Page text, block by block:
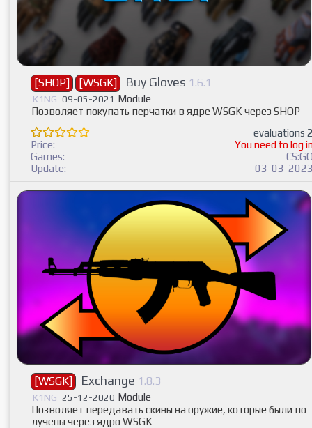
[SHOP] [WSGK] Buy Gloves 1.6.1
K1NG 09-05-2021 Module
Позволяет покупать перчатки в ядре WSGK через SHOP
evaluations
Price:
You need to log
Games:
Update:
03-03-
[WSGK] Exchange 1.8.3
K1NG 25-12-2020 Module
Позволяет передавать скины на оружие, которые были по
лучены через ядро WSGK